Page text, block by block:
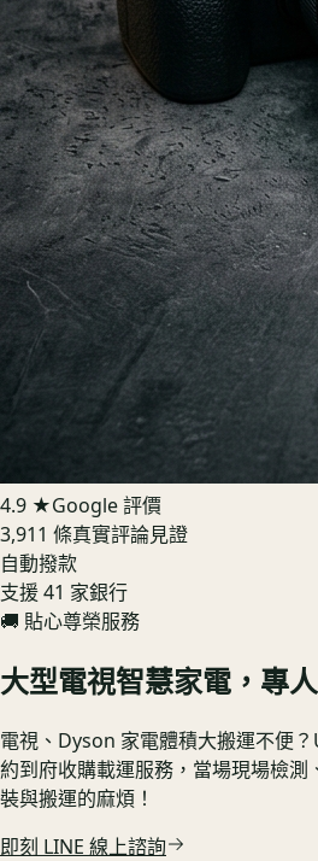
4.9 ★Google 評價
3,911 條真實評論見證
自動撥款
支援 41 家銀行
🚚 貼心尊榮服務
大型電視智慧家電，專
電視、Dyson 家電體積大搬運不便
約到府收購載運服務，當場現場檢測
裝與搬運的麻煩！
即刻 LINE 線上諮詢